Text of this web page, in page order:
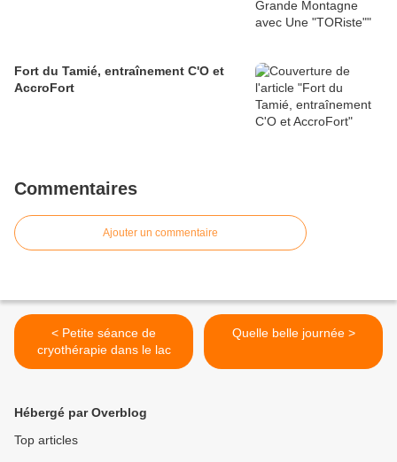
Fort du Tamié, entraînement C'O et
AccroFort
Commentaires
Ajouter un commentaire
< Petite séance de
cryothérapie dans le lac
Quelle belle journée >
Hébergé par Overblog
Top articles